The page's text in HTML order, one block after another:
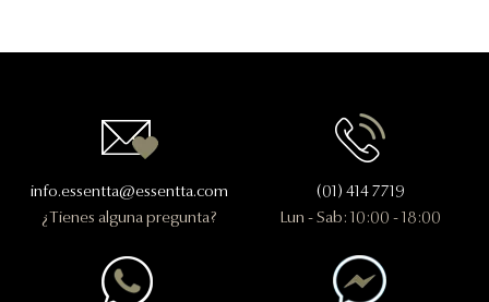
info.essentta@essentta.com
¿Tienes alguna pregunta?
(01) 414 7719
Lun - Sab: 10:00 - 18:00